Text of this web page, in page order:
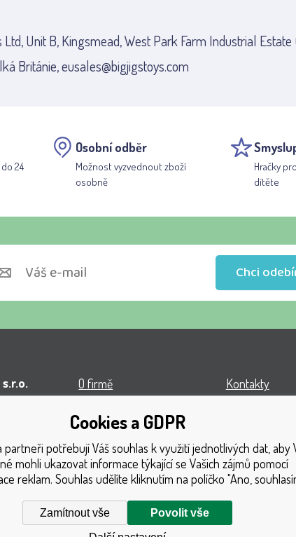
Ltd, Unit B, Kingsmead, West Park Farm Industrial Estate
Británie, eusales@bigjigstoys.com
24
Osobní odběr
Možnost vyzvednout zboží
osobně
Hračky
dítěte
Chci
Těšín
O firmě
Doprava
Platba
GDPR
Reklamační řád
Kontakty
Katalog hraček
Mapa stránek
Cookies a GDPR
partneři potřebují Váš souhlas k využití jednotlivých dat, aby
mohli ukazovat informace týkající se Vašich zájmů pomocí
reklam. Souhlas udělíte kliknutím na políčko "Ano,
Zamítnout vše Povolit vše